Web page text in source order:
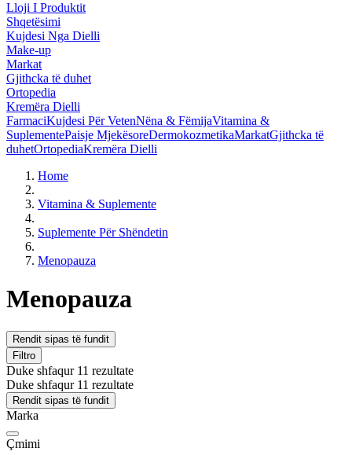
Lloji I Produktit
Shqetësimi
Kujdesi Nga Dielli
Make-up
Markat
Gjithcka të duhet
Ortopedia
Kremëra Dielli
FarmaciKujdesi Për VetenNëna & FëmijaVitamina &
SuplementePaisje MjekësoreDermokozmetikaMarkatGjithcka të
duhetOrtopediaKremëra Dielli
Home
Vitamina & Suplemente
Suplemente Për Shëndetin
Menopauza
Menopauza
Rendit sipas të fundit
Filtro
Duke shfaqur 11 rezultate
Duke shfaqur 11 rezultate
Rendit sipas të fundit
Marka
Çmimi